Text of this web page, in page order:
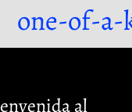
of-a-kind
al